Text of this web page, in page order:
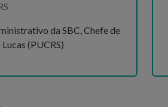
da SBC, Chefe de
(PUCRS)